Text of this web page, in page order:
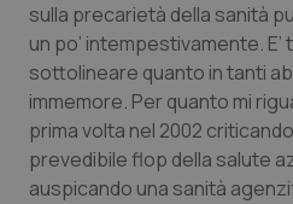
Campania
Emilia-Romagna
Friuli Venezia Giulia
Car-T
Colesterolo &
Dermatite Atopica
sulla precarietà della sanità
un po’ intempestivamente.
sottolineare quanto in tanti
immemore. Per quanto mi
prima volta nel 2002
prevedibile flop della salute
auspicando una sanità